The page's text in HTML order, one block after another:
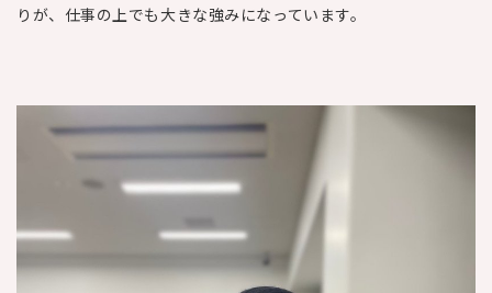
りが、仕事の上でも大きな強みになっています。